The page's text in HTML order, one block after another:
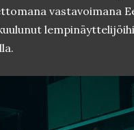
vastavoimana